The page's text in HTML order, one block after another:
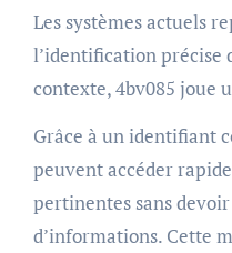
Les systèmes actuels
l’identification précise
contexte, 4bv085 joue
Grâce à un identifiant
peuvent accéder
pertinentes sans
d’informations. Cette